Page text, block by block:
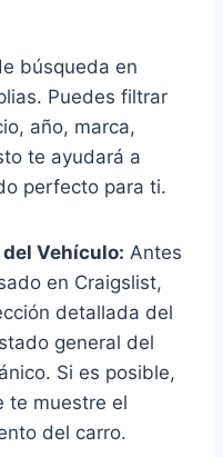
búsqueda en
Puedes filtrar
año, marca,
te ayudará a
perfecto para ti.
Vehículo: Antes
en Craigslist,
detallada del
general del
Si es posible,
te muestre el
del carro.